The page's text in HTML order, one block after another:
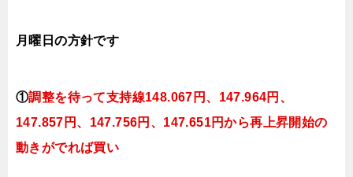
月曜日の方針です
①調整を待って支持線148.067円、147.964円、
147.857円、147.756円、147.651円から再上昇開始の
動きがでれば買い